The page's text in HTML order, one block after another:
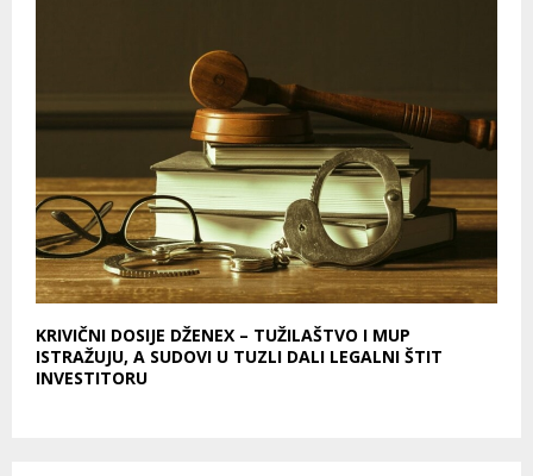
KRIVIČNI DOSIJE DŽENEX – TUŽILAŠTVO I MUP
ISTRAŽUJU, A SUDOVI U TUZLI DALI LEGALNI ŠTIT
INVESTITORU